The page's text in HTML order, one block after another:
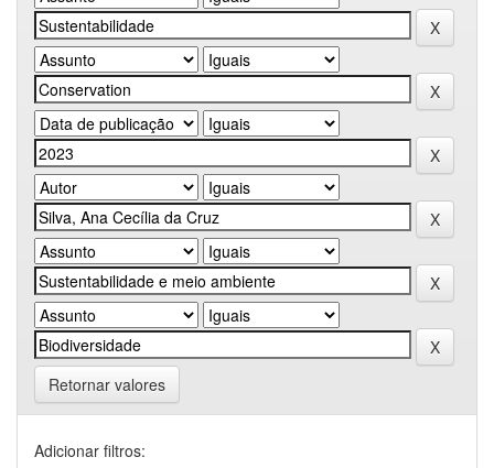
Retornar valores
Adicionar filtros: